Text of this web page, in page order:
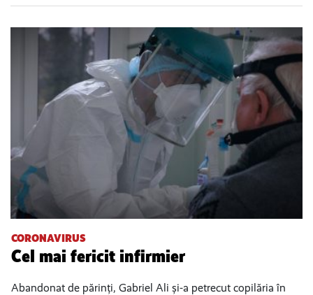
CORONAVIRUS
Cel mai fericit infirmier
Abandonat de părinți, Gabriel Ali și-a petrecut copilăria în